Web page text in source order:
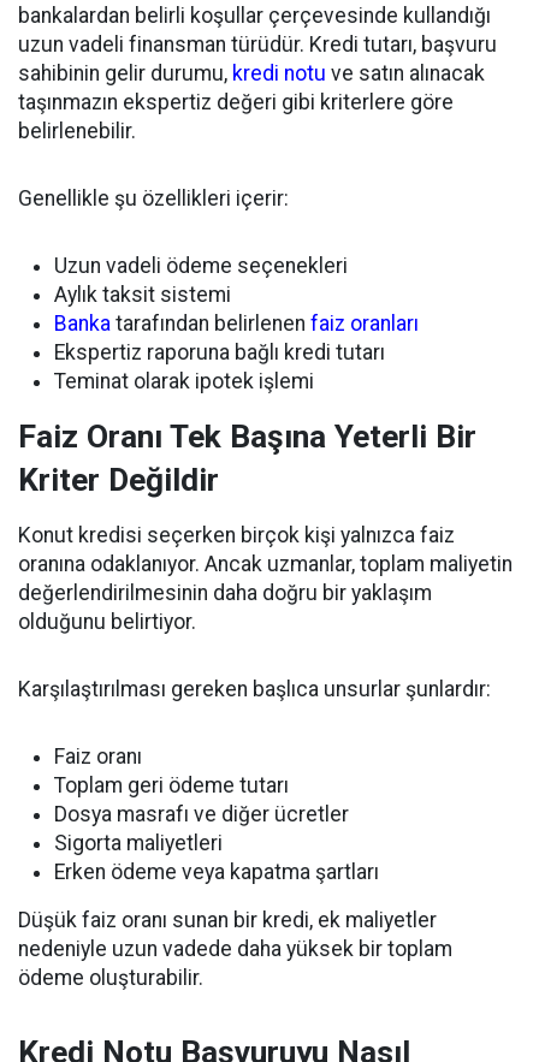
bankalardan belirli koşullar çerçevesinde kullandığı
uzun vadeli finansman türüdür. Kredi tutarı, başvuru
sahibinin gelir durumu, kredi notu ve satın alınacak
taşınmazın ekspertiz değeri gibi kriterlere göre
belirlenebilir.
Genellikle şu özellikleri içerir:
Uzun vadeli ödeme seçenekleri
Aylık taksit sistemi
Banka tarafından belirlenen faiz oranları
Ekspertiz raporuna bağlı kredi tutarı
Teminat olarak ipotek işlemi
Faiz Oranı Tek Başına Yeterli Bir
Kriter Değildir
Konut kredisi seçerken birçok kişi yalnızca faiz
oranına odaklanıyor. Ancak uzmanlar, toplam maliyetin
değerlendirilmesinin daha doğru bir yaklaşım
olduğunu belirtiyor.
Karşılaştırılması gereken başlıca unsurlar şunlardır:
Faiz oranı
Toplam geri ödeme tutarı
Dosya masrafı ve diğer ücretler
Sigorta maliyetleri
Erken ödeme veya kapatma şartları
Düşük faiz oranı sunan bir kredi, ek maliyetler
nedeniyle uzun vadede daha yüksek bir toplam
ödeme oluşturabilir.
Kredi Notu Başvuruyu Nasıl